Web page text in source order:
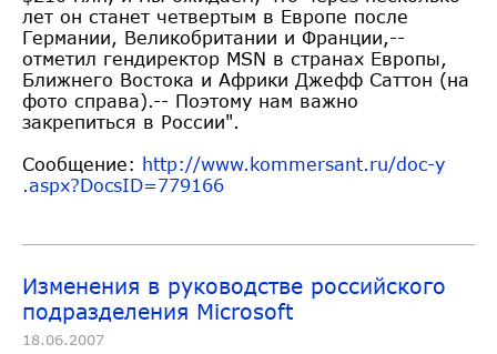
лет он станет четвертым в Европе после
Германии, Великобритании и Франции,--
отметил гендиректор MSN в странах Европы,
Ближнего Востока и Африки Джефф Саттон (на
фото справа).-- Поэтому нам важно
закрепиться в России".
Сообщение: http://www.kommersant.ru/doc-y
.aspx?DocsID=779166
Изменения в руководстве российского
подразделения Microsoft
18.06.2007